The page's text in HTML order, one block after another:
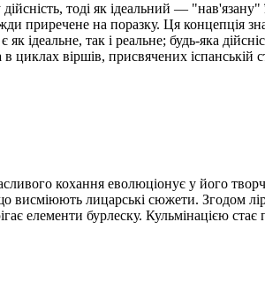
тоді як ідеальний — "нав'язану"
приречене на поразку. Ця концепція
ідеальне, так і реальне; будь-яка
циклах віршів, присвячених іспанській
кохання еволюціонує у його
висміюють лицарські сюжети. Згодом
елементи бурлеску. Кульмінацією